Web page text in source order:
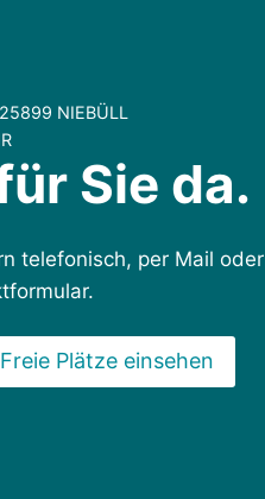
NIEBÜLL
Sie da.
telefonisch, per Mail oder
Freie Plätze einsehen